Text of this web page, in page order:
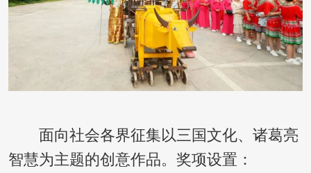
面向社会各界征集以三国文化、诸葛亮
智慧为主题的创意作品。奖项设置：